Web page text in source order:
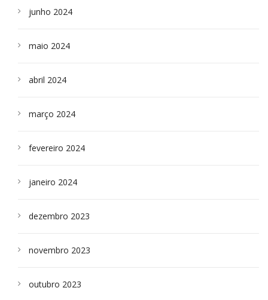
junho 2024
maio 2024
abril 2024
março 2024
fevereiro 2024
janeiro 2024
dezembro 2023
novembro 2023
outubro 2023